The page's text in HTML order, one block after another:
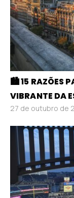
🏙️ 15 RAZÕES
VIBRANTE DA
27 de outubro de